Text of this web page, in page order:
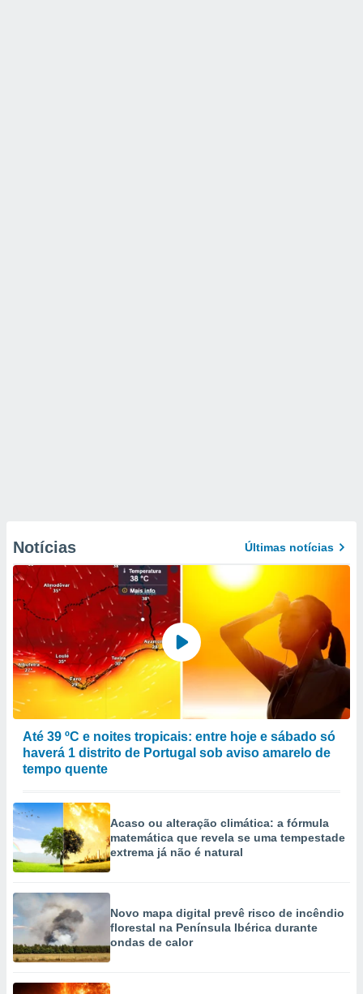
Notícias Últimas notícias
Até 39 ºC e noites tropicais: entre hoje e sábado só
haverá 1 distrito de Portugal sob aviso amarelo de
tempo quente
Acaso ou alteração climática: a fórmula
matemática que revela se uma tempestade
extrema já não é natural
Novo mapa digital prevê risco de incêndio
florestal na Península Ibérica durante
ondas de calor